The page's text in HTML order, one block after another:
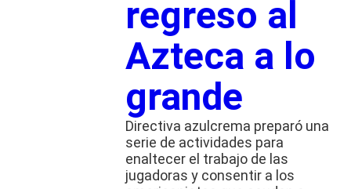
regreso al
Azteca a lo
grande
Directiva azulcrema preparó una
serie de actividades para
enaltecer el trabajo de las
jugadoras y consentir a los